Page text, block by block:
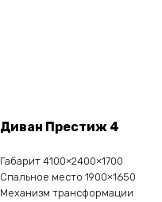
Диван Престиж 4
Габарит 4100×2400×1700
Спальное место 1900×1650
Механизм трансформации